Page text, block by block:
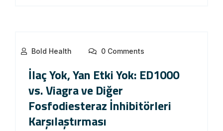
Bold Health 0 Comments
İlaç Yok, Yan Etki Yok: ED1000
vs. Viagra ve Diğer
Fosfodiesteraz İnhibitörleri
Karşılaştırması